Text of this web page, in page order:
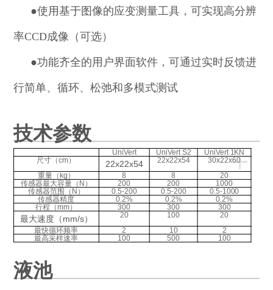
●使用基于图像的应变测量工具，可实现高分辨
率CCD成像（可选）
●功能齐全的用户界面软件，可通过实时反馈进
行简单、循环、松弛和多模式测试
技术参数
+
UniVert UniVert S2
UniVert 1KN
尺寸（cm）
22x22x54 22x22x54
30x22x60
重量（kg）
8 8 20
传感器最大容量（N） 200 200 1000
传感器范围（N） 0.5-200 0.5-200 0.5-1000
传感器精度 0.2% 0.2% 0.2%
行程（mm） 300 300 300
最大速度（mm/s） 20 100 20
最快循环频率 2 10
2
最高采样速率
100 500 100
液池